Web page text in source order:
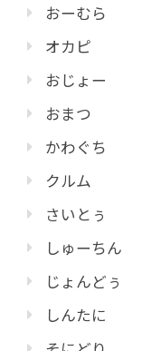
おーむら
オカピ
おじょー
おまつ
かわぐち
クルム
さいとぅ
しゅーちん
じょんどぅ
しんたに